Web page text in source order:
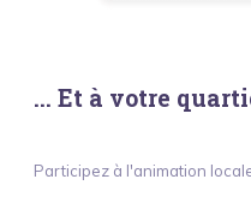
... Et à votre
Participez à l'animation